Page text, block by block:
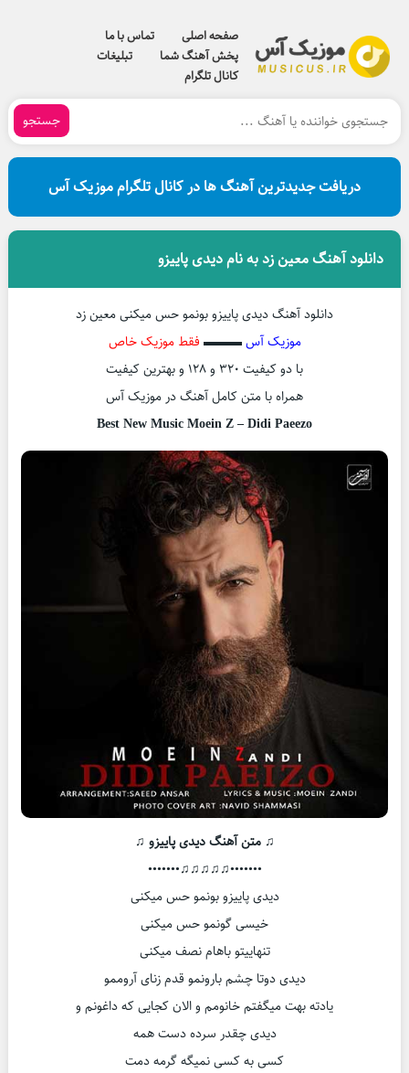
صفحه اصلی
تماس با ما
پخش آهنگ شما
تبلیغات
کانال تلگرام
جستجو
دریافت جدیدترین آهنگ ها در کانال تلگرام موزیک آس
دانلود آهنگ معین زد به نام دیدی پاییزو
دانلود آهنگ دیدی پاییزو بونمو حس میکنی معین زد
موزیک آس▬▬▬ فقط موزیک خاص
با دو کیفیت ۳۲۰ و ۱۲۸ و بهترین کیفیت
همراه با متن کامل آهنگ در موزیک آس
Best New Music Moein Z – Didi Paeezo
♫ متن آهنگ دیدی پاییزو ♫
•••••••♫♫♫♫♫•••••••
دیدی پاییزو بونمو حس میکنی
خیسی گونمو حس میکنی
تنهاییتو باهام نصف میکنی
دیدی دوتا چشم بارونمو قدم زنای آروممو
یادته بهت میگفتم خانومم و الان کجایی که داغونم و
دیدی چقدر سرده دست همه
کسی به کسی نمیگه گرمه دمت